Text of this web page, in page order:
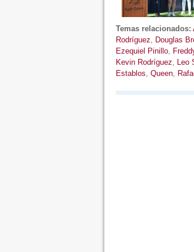
Temas relacionados:
Rodríguez, Douglas
Ezequiel Pinillo,
Kevin Rodríguez, Leo
Establos, Queen,